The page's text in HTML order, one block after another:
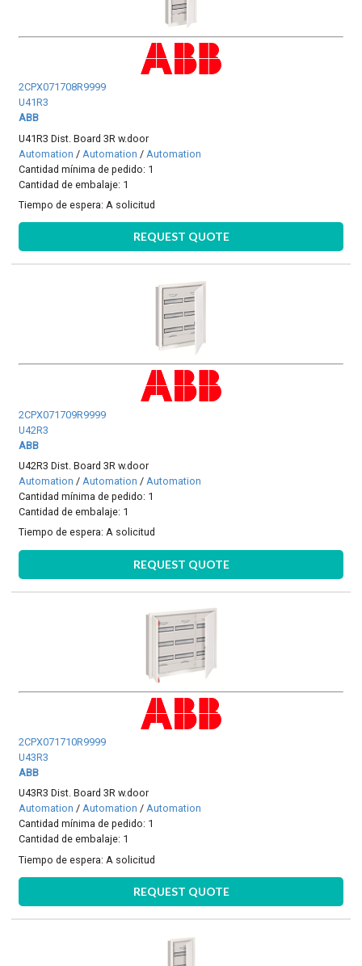
2CPX071708R9999
U41R3
ABB
U41R3 Dist. Board 3R w.door
Automation / Automation / Automation
Cantidad mínima de pedido: 1
Cantidad de embalaje: 1
Tiempo de espera: A solicitud
REQUEST QUOTE
2CPX071709R9999
U42R3
ABB
U42R3 Dist. Board 3R w.door
Automation / Automation / Automation
Cantidad mínima de pedido: 1
Cantidad de embalaje: 1
Tiempo de espera:A solicitud
REQUEST QUOTE
2CPX071710R9999
U43R3
ABB
U43R3 Dist. Board 3R w.door
Automation /Automation /Automation
Cantidad mínima de pedido: 1
Cantidad de embalaje: 1
Tiempo de espera: A solicitud
REQUEST QUOTE